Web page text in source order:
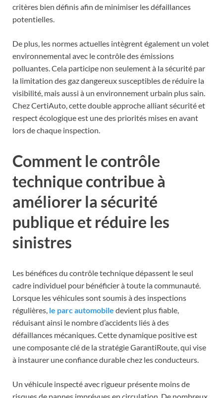
critères bien définis afin de minimiser les défaillances
potentielles.
De plus, les normes actuelles intègrent également un volet
environnemental avec le contrôle des émissions
polluantes. Cela participe non seulement à la sécurité par
la limitation des gaz dangereux susceptibles de réduire la
visibilité, mais aussi à un environnement urbain plus sain.
Chez CertiAuto, cette double approche alliant sécurité et
respect écologique est une des priorités mises en avant
lors de chaque inspection.
Comment le contrôle
technique contribue à
améliorer la sécurité
publique et réduire les
sinistres
Les bénéfices du contrôle technique dépassent le seul
cadre individuel pour bénéficier à toute la communauté.
Lorsque les véhicules sont soumis à des inspections
régulières, le parc automobile devient plus fiable,
réduisant ainsi le nombre d’accidents liés à des
défaillances mécaniques. Cette dynamique positive est
une composante clé de la stratégie GarantiRoute, qui vise
à instaurer une confiance durable chez les conducteurs.
Un véhicule inspecté avec rigueur présente moins de
risques de pannes imprévues en circulation. De nombreux